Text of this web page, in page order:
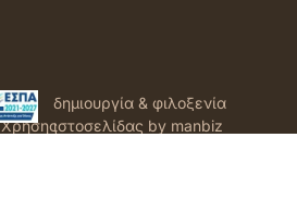
Όροι
Χρήσης
δημιουργία & φιλοξενία
ιστοσελίδας by manbiz